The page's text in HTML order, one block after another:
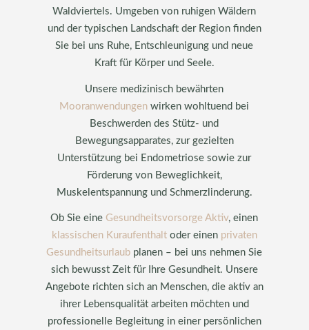
Waldviertels. Umgeben von ruhigen Wäldern
und der typischen Landschaft der Region finden
Sie bei uns Ruhe, Entschleunigung und neue
Kraft für Körper und Seele.
Unsere medizinisch bewährten
Mooranwendungenwirken wohltuend bei
Beschwerden des Stütz- und
Bewegungsapparates, zur gezielten
Unterstützung bei Endometriose sowie zur
Förderung von Beweglichkeit,
Muskelentspannung und Schmerzlinderung.
Ob Sie eineGesundheitsvorsorge Aktiv, einen
klassischen Kuraufenthaltoder einen privaten
Gesundheitsurlaub planen – bei uns nehmen Sie
sich bewusst Zeit für Ihre Gesundheit. Unsere
Angebote richten sich an Menschen, die aktiv an
ihrer Lebensqualität arbeiten möchten und
professionelle Begleitung in einer persönlichen